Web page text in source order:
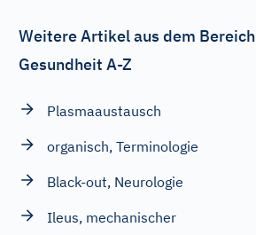
Weitere Artikel aus dem Bereich
Gesundheit A-Z
Plasmaaustausch
organisch, Terminologie
Black-out, Neurologie
Ileus, mechanischer